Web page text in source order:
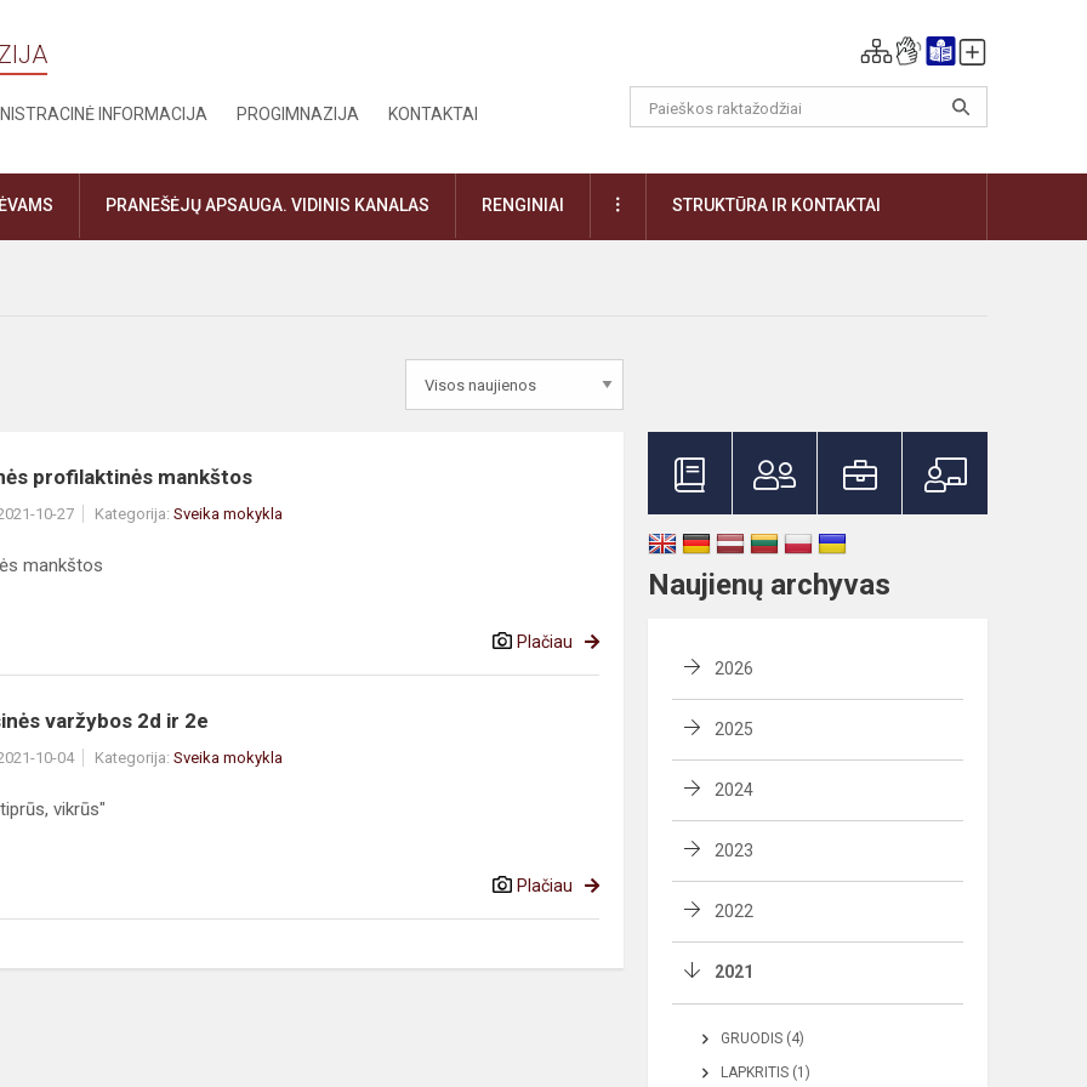
INFORMACIJA PROGIMNAZIJA KONTAKTAI
PRANEŠĖJŲ APSAUGA. VIDINIS KANALAS RENGINIAI DAUGIAUSTRUKTŪRA IR KONTAKTAI
profilaktinės mankštos
10-27 Kategorija: Sveika mokykla
mankštos
Plačiau
varžybos 2d ir 2e
10-04 Kategorija: Sveika mokykla
vikrūs"
Plačiau
Naujienų archyvas
2026
2025
2024
2023
2022
2021
GRUODIS (4)
LAPKRITIS (1)